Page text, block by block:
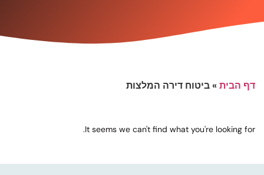
דף הבית»ביטוח דירה המלצות
It seems we can't find what you're looking for.